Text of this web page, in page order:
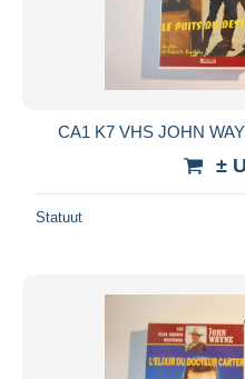
CA1 K7 VHS JOHN
±
Statuut